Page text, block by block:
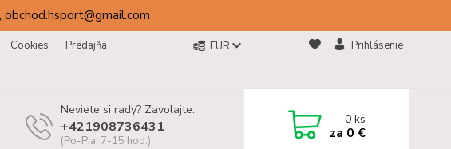
Cookies
Predajňa
EUR Prihlásenie
Neviete si rady? Zavolajte.
+421908736431
(Po-Pia, 7-15 hod.)
0ks
za 0 €